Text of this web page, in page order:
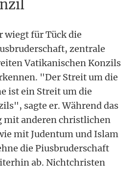
wiegt für Tück die
zentrale
Vatikanischen Konzils
"Der Streit um die
ist ein Streit um die
sagte er. Während das
mit anderen christlichen
mit Judentum und Islam
die Piusbruderschaft
ab. Nichtchristen